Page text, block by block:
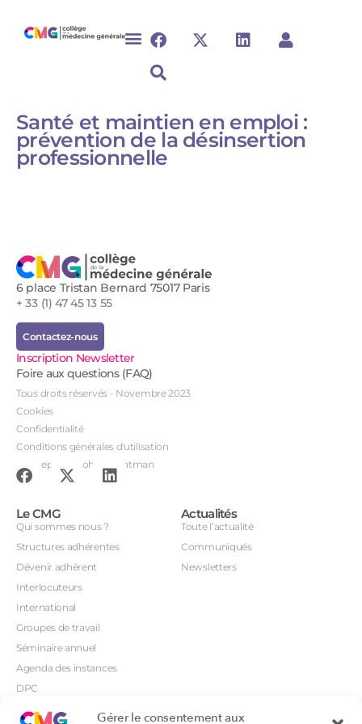
Gérer le consentement aux
Santé et maintien en emploi :
prévention de la désinsertion
professionnelle
6 place Tristan Bernard 75017 Paris
+ 33 (1) 47 45 13 55
Contactez-nous
Inscription Newsletter
Foire aux questions (FAQ)
Tous droits réservés - Novembre 2023
Cookies
Confidentialité
Conditions générales d'utilisation
Conception : John Brightman
Le CMG
Qui sommes nous ?
Structures adhérentes
Dévenir adhérent
Interlocuteurs
International
Groupes de travail
Séminaire annuel
Agenda des instances
DPC
Actualités
Toute l’actualité
Communiqués
Newsletters